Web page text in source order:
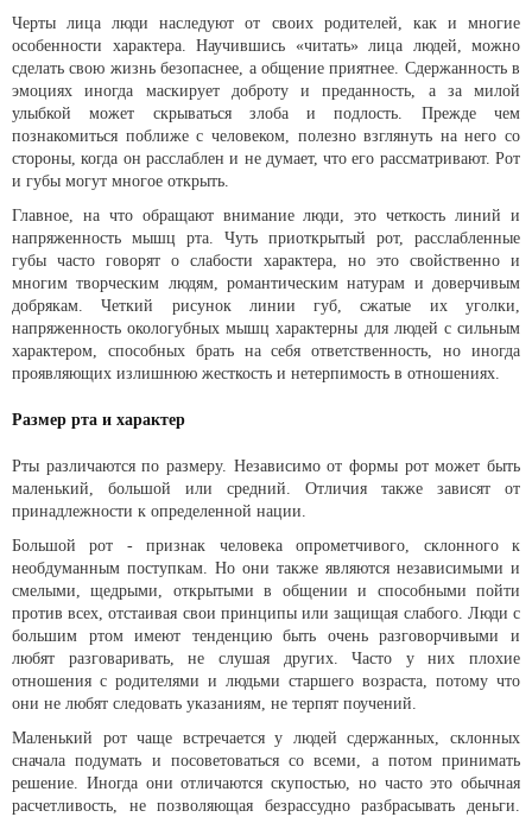
Черты лица люди наследуют от своих родителей, как и многие
особенности характера. Научившись «читать» лица людей, можно
сделать свою жизнь безопаснее, а общение приятнее. Сдержанность в
эмоциях иногда маскирует доброту и преданность, а за милой
улыбкой может скрываться злоба и подлость. Прежде чем
познакомиться поближе с человеком, полезно взглянуть на него со
стороны, когда он расслаблен и не думает, что его рассматривают. Рот
и губы могут многое открыть.
Главное, на что обращают внимание люди, это четкость линий и
напряженность мышц рта. Чуть приоткрытый рот, расслабленные
губы часто говорят о слабости характера, но это свойственно и
многим творческим людям, романтическим натурам и доверчивым
добрякам. Четкий рисунок линии губ, сжатые их уголки,
напряженность окологубных мышц характерны для людей с сильным
характером, способных брать на себя ответственность, но иногда
проявляющих излишнюю жесткость и нетерпимость в отношениях.
Размер рта и характер
Рты различаются по размеру. Независимо от формы рот может быть
маленький, большой или средний. Отличия также зависят от
принадлежности к определенной нации.
Большой рот - признак человека опрометчивого, склонного к
необдуманным поступкам. Но они также являются независимыми и
смелыми, щедрыми, открытыми в общении и способными пойти
против всех, отстаивая свои принципы или защищая слабого. Люди с
большим ртом имеют тенденцию быть очень разговорчивыми и
любят разговаривать, не слушая других. Часто у них плохие
отношения с родителями и людьми старшего возраста, потому что
они не любят следовать указаниям, не терпят поучений.
Маленький рот чаще встречается у людей сдержанных, склонных
сначала подумать и посоветоваться со всеми, а потом принимать
решение. Иногда они отличаются скупостью, но часто это обычная
расчетливость, не позволяющая безрассудно разбрасывать деньги.